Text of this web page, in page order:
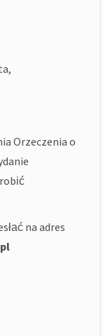
Orzeczenia o
na adres